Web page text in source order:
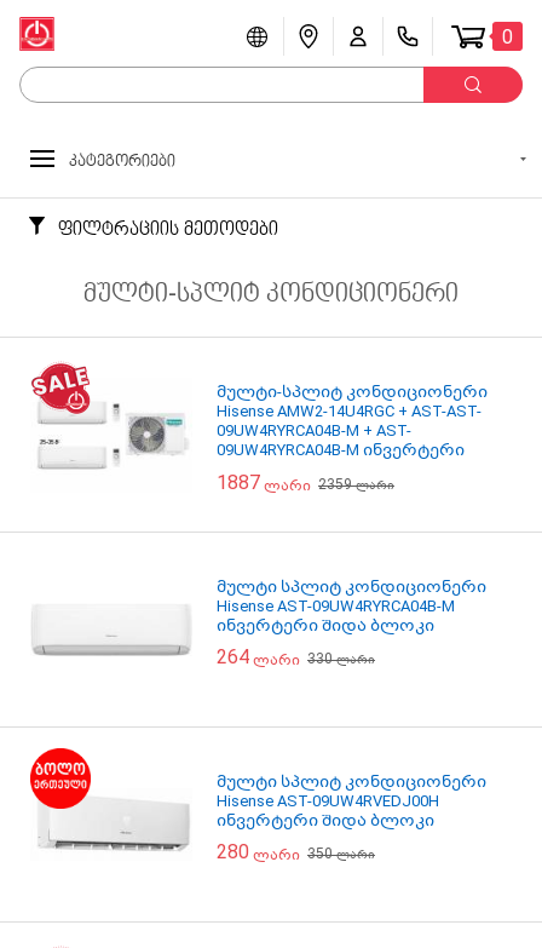
0
კატეგორიები
ფილტრაციის მეთოდები
მულტი-სპლიტ კონდიციონერი
მულტი-სპლიტ კონდიციონერი
Hisense AMW2-14U4RGC + AST-AST-
09UW4RYRCA04B-M + AST-
09UW4RYRCA04B-M ინვერტერი
1887 ლარი 2359ლარი
მულტი სპლიტ კონდიციონერი
Hisense AST-09UW4RYRCA04B-M
ინვერტერი შიდა ბლოკი
264 ლარი 330ლარი
მულტი სპლიტ კონდიციონერი
Hisense AST-09UW4RVEDJ00H
ინვერტერი შიდა ბლოკი
280 ლარი 350ლარი